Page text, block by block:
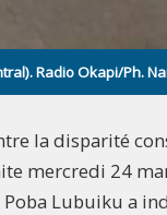
Radio Okapi/Ph.
la disparité
mercredi 24
Lubuiku a